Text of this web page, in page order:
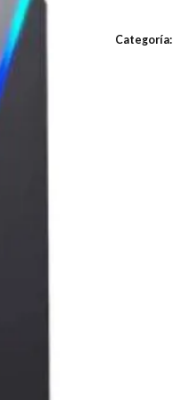
Categoría: